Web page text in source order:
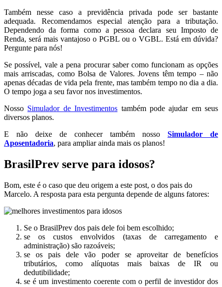
Também nesse caso a previdência privada pode ser bastante
adequada. Recomendamos especial atenção para a tributação.
Dependendo da forma como a pessoa declara seu Imposto de
Renda, será mais vantajoso o PGBL ou o VGBL. Está em dúvida?
Pergunte para nós!
Se possível, vale a pena procurar saber como funcionam as opções
mais arriscadas, como Bolsa de Valores. Jovens têm tempo – não
apenas décadas de vida pela frente, mas também tempo no dia a dia.
O tempo joga a seu favor nos investimentos.
Nosso Simulador de Investimentos também pode ajudar em seus
diversos planos.
E não deixe de conhecer também nosso Simulador de
Aposentadoria, para ampliar ainda mais os planos!
BrasilPrev serve para idosos?
Bom, este é o caso que deu origem a este post, o dos pais do
Marcelo. A resposta para esta pergunta depende de alguns fatores:
Se o BrasilPrev dos pais dele foi bem escolhido;
se os custos envolvidos (taxas de carregamento e
administração) são razoáveis;
se os pais dele vão poder se aproveitar de benefícios
tributários, como alíquotas mais baixas de IR ou
dedutibilidade;
se é um investimento coerente com o perfil de investidor dos